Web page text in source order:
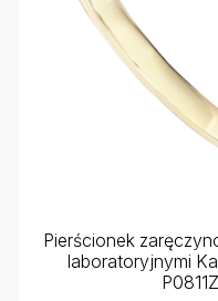
Pierścionek
laboratoryjnymi